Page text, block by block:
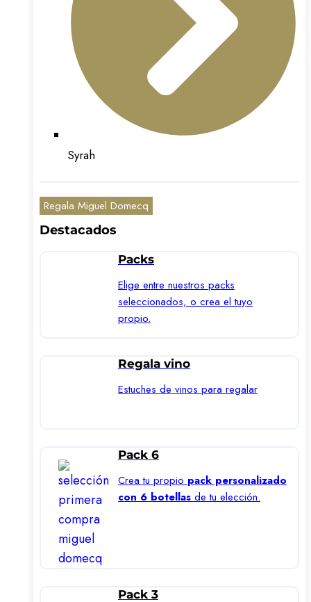
Syrah
Regala Miguel Domecq
Destacados
Packs
Elige entre nuestros packs
seleccionados, o crea el tuyo
propio.
Regala vino
Estuches de vinos para regalar
Pack 6
Crea tu propio pack personalizado
con 6 botellas de tu elección.
Pack 3